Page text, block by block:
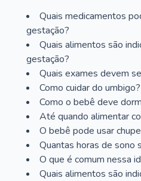
Quais medicamentos
gestação?
Quais alimentos são
gestação?
Quais exames devem
Como cuidar do umbigo?
Como o bebê deve
Até quando alimentar
O bebê pode usar
Quantas horas de sono
O que é comum nessa
Quais alimentos são